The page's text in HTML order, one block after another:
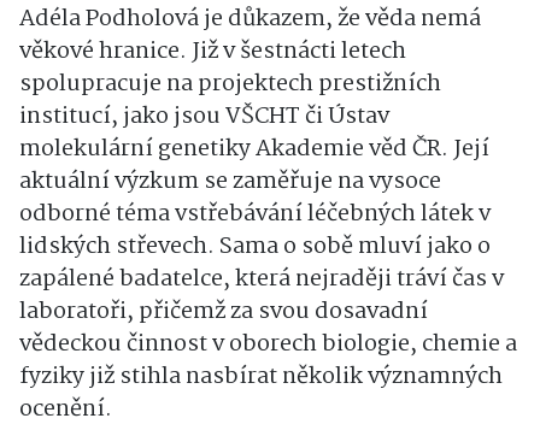
Adéla Podholová je důkazem, že věda nemá
věkové hranice. Již v šestnácti letech
spolupracuje na projektech prestižních
institucí, jako jsou VŠCHT či Ústav
molekulární genetiky Akademie věd ČR. Její
aktuální výzkum se zaměřuje na vysoce
odborné téma vstřebávání léčebných látek v
lidských střevech. Sama o sobě mluví jako o
zapálené badatelce, která nejraději tráví čas v
laboratoři, přičemž za svou dosavadní
vědeckou činnost v oborech biologie, chemie a
fyziky již stihla nasbírat několik významných
ocenění.